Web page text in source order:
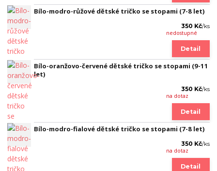
Bílo-modro-růžové dětské tričko se stopami (7-8 let)
350 Kč/ks
nedostupné
Detail
Bílo-oranžovo-červené dětské tričko se stopami (9-11
let)
350 Kč/ks
na dotaz
Detail
Bílo-modro-fialové dětské tričko se stopami (7-8 let)
350 Kč/ks
na dotaz
Detail